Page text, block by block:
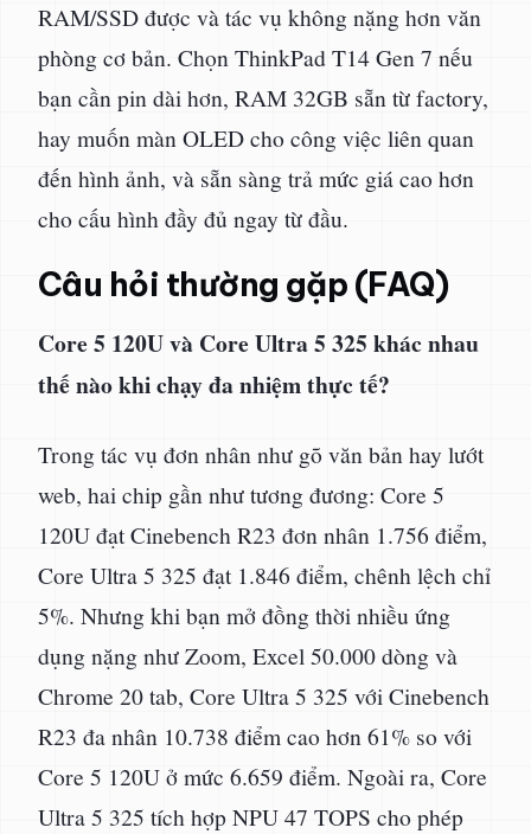
RAM/SSD được và tác vụ không nặng hơn văn
phòng cơ bản. Chọn ThinkPad T14 Gen 7 nếu
bạn cần pin dài hơn, RAM 32GB sẵn từ factory,
hay muốn màn OLED cho công việc liên quan
đến hình ảnh, và sẵn sàng trả mức giá cao hơn
cho cấu hình đầy đủ ngay từ đầu.
Câu hỏi thường gặp (FAQ)
Core 5 120U và Core Ultra 5 325 khác nhau
thế nào khi chạy đa nhiệm thực tế?
Trong tác vụ đơn nhân như gõ văn bản hay lướt
web, hai chip gần như tương đương: Core 5
120U đạt Cinebench R23 đơn nhân 1.756 điểm,
Core Ultra 5 325 đạt 1.846 điểm, chênh lệch chỉ
5%. Nhưng khi bạn mở đồng thời nhiều ứng
dụng nặng như Zoom, Excel 50.000 dòng và
Chrome 20 tab, Core Ultra 5 325 với Cinebench
R23 đa nhân 10.738 điểm cao hơn 61% so với
Core 5 120U ở mức 6.659 điểm. Ngoài ra, Core
Ultra 5 325 tích hợp NPU 47 TOPS cho phép